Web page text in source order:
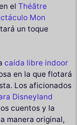
el Théâtre
Mon
un toque
caída libre indoor
en la que flotará
Los aficionados
Disneyland
cuentos y la
manera original,